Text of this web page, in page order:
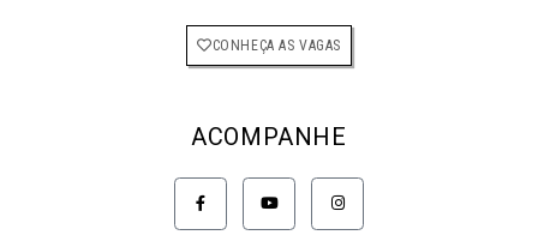
CONHEÇA AS VAGAS
ACOMPANHE
F
a
c
e
Y
o
u
t
I
n
s
t